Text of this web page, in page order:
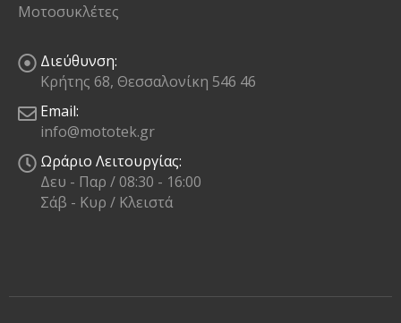
Μοτοσυκλέτες
Διεύθυνση:
Κρήτης 68, Θεσσαλονίκη 546 46
Email:
info@mototek.gr
Ωράριο Λειτουργίας:
Δευ - Παρ / 08:30 - 16:00
Σάβ - Κυρ / Κλειστά